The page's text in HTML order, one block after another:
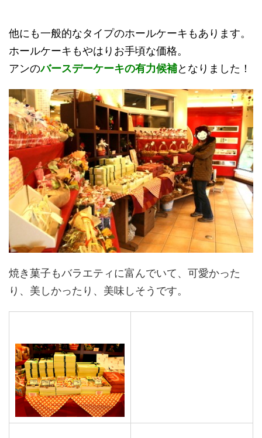
他にも一般的なタイプのホールケーキもあります。
ホールケーキもやはりお手頃な価格。
アンのバースデーケーキの有力候補となりました！
焼き菓子もバラエティに富んでいて、可愛かった
り、美しかったり、美味しそうです。